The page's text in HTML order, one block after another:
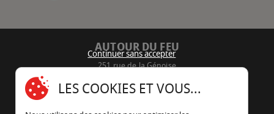
AUTOUR DU FEU
251 rue de la Génoise
05 45 22 98 09
Continuer sans accepter
LES COOKIES ET VOUS...